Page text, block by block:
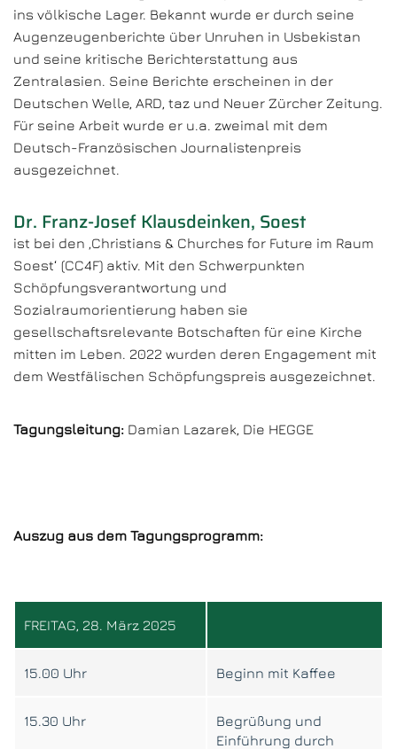
ins völkische Lager. Bekannt wurde er durch seine
Augenzeugenberichte über Unruhen in Usbekistan
und seine kritische Berichterstattung aus
Zentralasien. Seine Berichte erscheinen in der
Deutschen Welle, ARD, taz und Neuer Zürcher Zeitung.
Für seine Arbeit wurde er u.a. zweimal mit dem
Deutsch-Französischen Journalistenpreis
ausgezeichnet.
Dr. Franz-Josef Klausdeinken, Soest
ist bei den ‚Christians & Churches for Future im Raum
Soest‘ (CC4F) aktiv. Mit den Schwerpunkten
Schöpfungsverantwortung und
Sozialraumorientierung haben sie
gesellschaftsrelevante Botschaften für eine Kirche
mitten im Leben. 2022 wurden deren Engagement mit
dem Westfälischen Schöpfungspreis ausgezeichnet.
Tagungsleitung: Damian Lazarek, Die HEGGE
Auszug aus dem Tagungsprogramm:
FREITAG, 28. März 2025
15.00 Uhr Beginn mit Kaffee
15.30 Uhr
Begrüßung und
Einführung durch